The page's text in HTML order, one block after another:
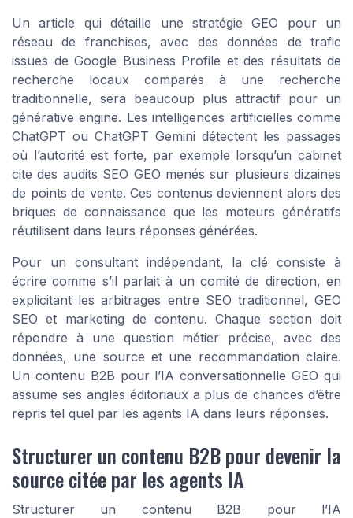
Un article qui détaille une stratégie GEO pour un
réseau de franchises, avec des données de trafic
issues de Google Business Profile et des résultats de
recherche locaux comparés à une recherche
traditionnelle, sera beaucoup plus attractif pour un
générative engine. Les intelligences artificielles comme
ChatGPT ou ChatGPT Gemini détectent les passages
où l’autorité est forte, par exemple lorsqu’un cabinet
cite des audits SEO GEO menés sur plusieurs dizaines
de points de vente. Ces contenus deviennent alors des
briques de connaissance que les moteurs génératifs
réutilisent dans leurs réponses générées.
Pour un consultant indépendant, la clé consiste à
écrire comme s’il parlait à un comité de direction, en
explicitant les arbitrages entre SEO traditionnel, GEO
SEO et marketing de contenu. Chaque section doit
répondre à une question métier précise, avec des
données, une source et une recommandation claire.
Un contenu B2B pour l’IA conversationnelle GEO qui
assume ses angles éditoriaux a plus de chances d’être
repris tel quel par les agents IA dans leurs réponses.
Structurer un contenu B2B pour devenir la
source citée par les agents IA
Structurer un contenu B2B pour l’IA